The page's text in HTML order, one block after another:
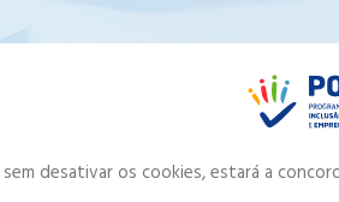
desativar os cookies, estará a